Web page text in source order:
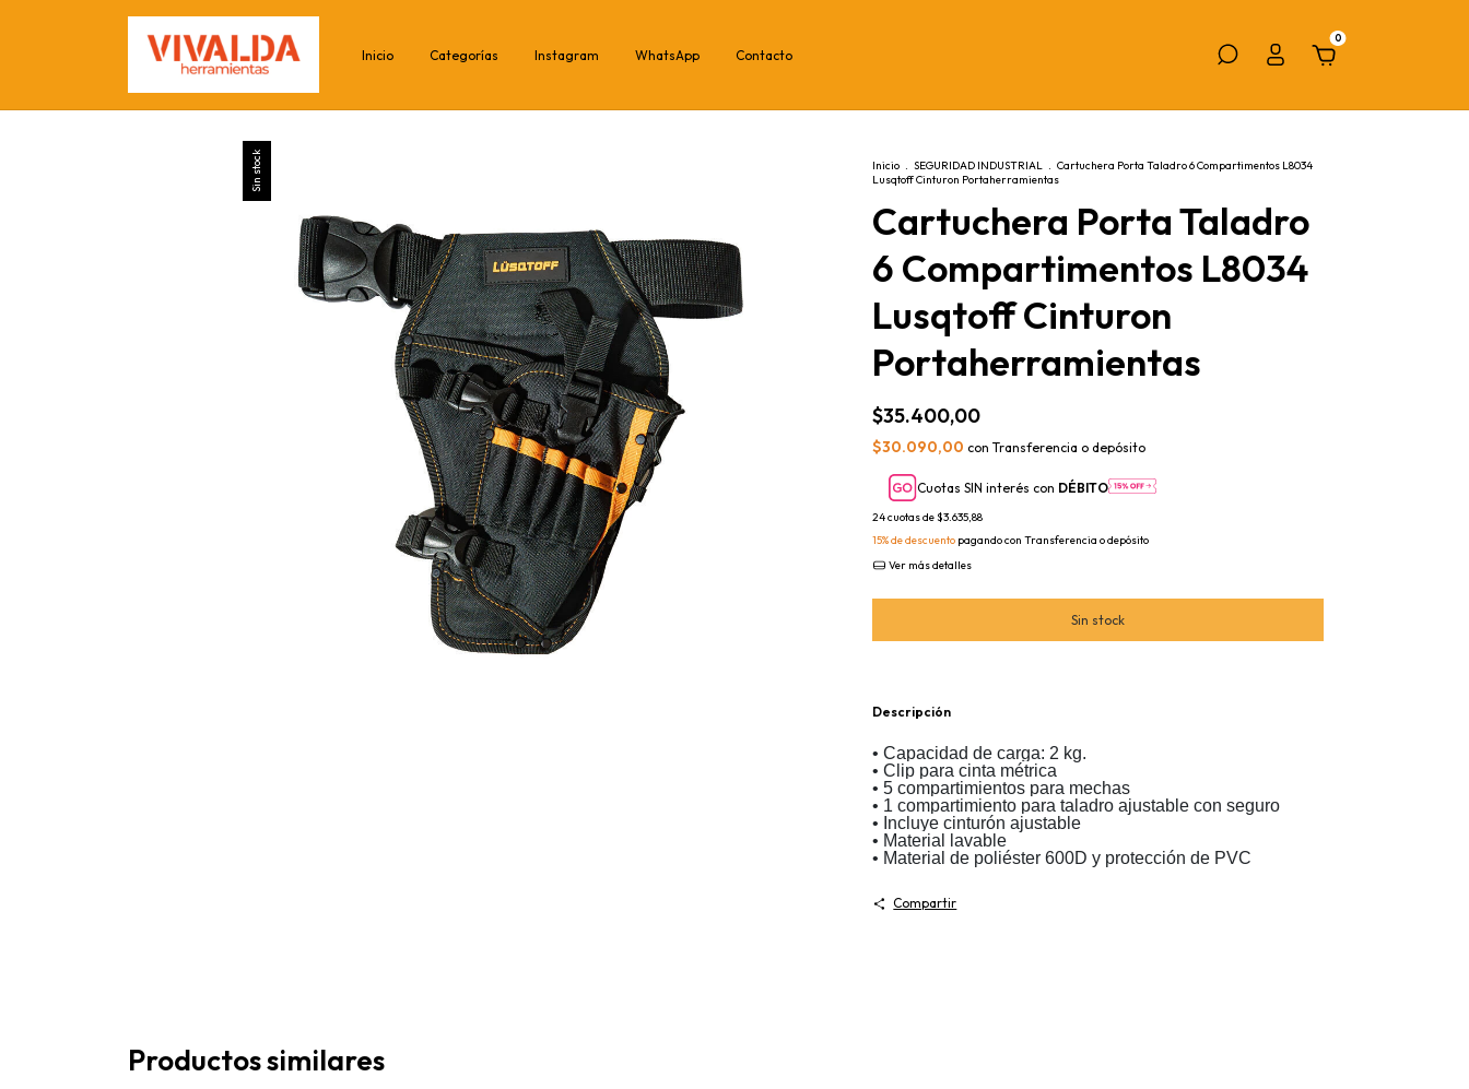
Inicio Categorías Instagram WhatsApp Contacto
0
Sin stock Inicio . SEGURIDAD INDUSTRIAL . Cartuchera Porta Taladro 6 Compartimentos L8034
Lusqtoff Cinturon Portaherramientas
Cartuchera Porta Taladro
6 Compartimentos L8034
Lusqtoff Cinturon
Portaherramientas
$35.400,00
$30.090,00 con Transferencia o depósito
Cuotas SIN interés con DÉBITO
24cuotas de$3.635,88
15% de descuento pagando con Transferencia o depósito
Ver más detalles
Descripción
• Capacidad de carga: 2 kg.
• Clip para cinta métrica
• 5 compartimientos para mechas
• 1 compartimiento para taladro ajustable con seguro
• Incluye cinturón ajustable
• Material lavable
• Material de poliéster 600D y protección de PVC
Compartir
Productos similares